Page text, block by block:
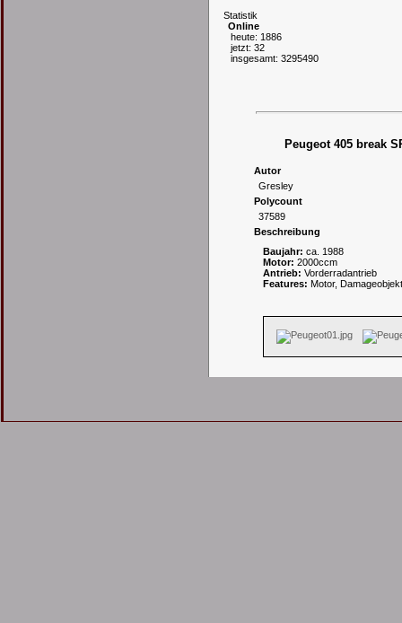
Statistik
Online
heute: 1886
jetzt: 32
insgesamt: 3295490
Peugeot 405 break
Autor
Gresley
Polycount
37589
Beschreibung
Baujahr: ca. 1988
Motor: 2000ccm
Antrieb: Vorderradantrieb
Features: Motor,